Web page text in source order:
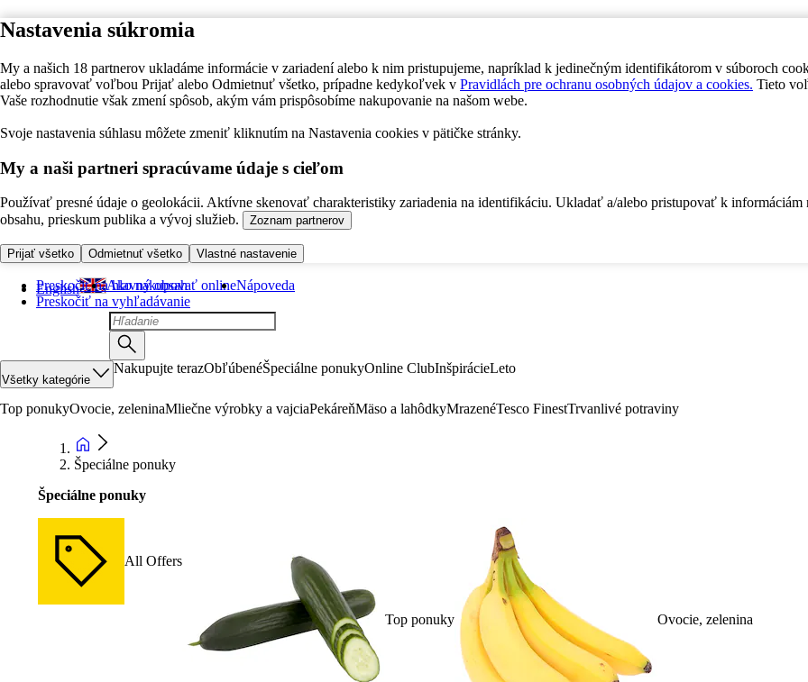
Nastavenia súkromia
My a našich 18 partnerov ukladáme informácie v zariadení alebo k nim pristupujeme, napríklad k jedinečným identifikátorom v súboroch
alebo spravovať voľbou Prijať alebo Odmietnuť všetko, prípadne kedykoľvek v Pravidlách pre ochranu osobných údajov a cookies. Tieto
Vaše rozhodnutie však zmení spôsob, akým vám prispôsobíme nakupovanie na našom webe.
Svoje nastavenia súhlasu môžete zmeniť kliknutím na Nastavenia cookies v pätičke stránky.
My a naši partneri spracúvame údaje s cieľom
Používať presné údaje o geolokácii. Aktívne skenovať charakteristiky zariadenia na identifikáciu. Ukladať a/alebo pristupovať k informáciám
obsahu, prieskum publika a vývoj služieb.
Zoznam partnerov
Prijať všetko Odmietnuť všetko Vlastné nastavenie
Preskočiť na hlavný obsah
Preskočiť na vyhľadávanie
English Ako nakupovať onlineNápoveda
Všetky kategórie
Nakupujte terazObľúbenéŠpeciálne ponukyOnline ClubInšpirácieLeto
Top ponukyOvocie, zeleninaMliečne výrobky a vajciaPekáreňMäso a lahôdkyMrazenéTesco FinestTrvanlivé potraviny
Špeciálne ponuky
Špeciálne ponuky
All Offers
Top ponuky Ovocie, zelenina